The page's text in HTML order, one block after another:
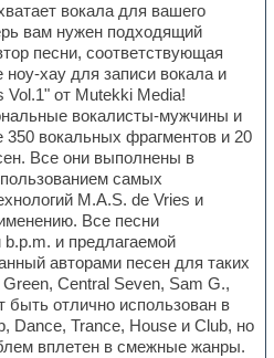
вокала для вашего
вам нужен подходящий
песни, соответствующая
ноу-хау для записи вокала и
от Mutekki Media!
вокалисты-мужчины и
вокальных фрагментов и 20
Все они выполнены в
самых
M.A.S. de Vries и
Все песни
и предлагаемой
авторами песен для таких
Green, Central Seven, Sam G.,
быть отлично использован в
Dance, Trance, House и Club, но
вплетен в смежные жанры.